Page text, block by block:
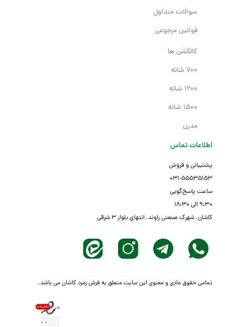
سوالات متداول
قوانین مرجوعی
کالکشن ها
700 شانه
1200 شانه
1500 شانه
مدرن
اطلاعات تماس
پشتیبانی و فروش
03۱-55535153
ساعت پاسخ‌گویی
۹:۳۰ الی ۱۸:۳۰
کاشان، شهرک صنعتی راوند، انتهای بلوار ۳ شرقی
تمامی حقوق مادی و معنوی این سایت متعلق به فرش زمرد کاشان می باشد.